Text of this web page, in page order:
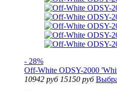
- 28%
Off-White ODSY-2000
10942 руб 15150 руб